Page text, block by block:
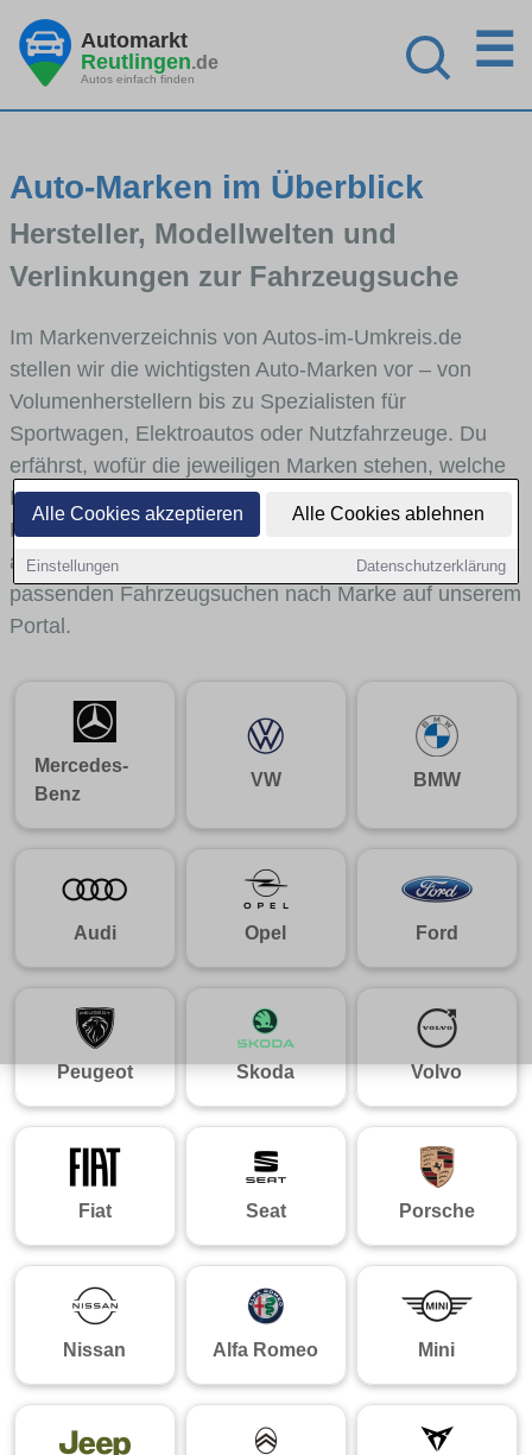
Alle Cookies akzeptieren Alle Cookies ablehnen
Einstellungen Datenschutzerklärung
Automarkt
Reutlingen.de
Autos einfach finden
☰
Auto-Marken im Überblick
Hersteller, Modellwelten und
Verlinkungen zur Fahrzeugsuche
Im Markenverzeichnis von Autos-im-Umkreis.de
stellen wir die wichtigsten Auto-Marken vor – von
Volumenherstellern bis zu Spezialisten für
Sportwagen, Elektroautos oder Nutzfahrzeuge. Du
erfährst, wofür die jeweiligen Marken stehen, welche
Fahrzeugklassen sie abdecken und wie sich die
Modellwelten unterscheiden. Von den Markenportraits
aus gelangst du mit internen Links bequem zu den
passenden Fahrzeugsuchen nach Marke auf unserem
Portal.
Mercedes-
Benz
VW BMW
Audi Opel Ford
Peugeot Skoda Volvo
Fiat Seat Porsche
Nissan Alfa Romeo Mini